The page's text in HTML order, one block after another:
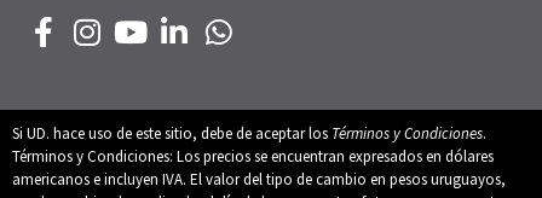
Si UD. hace uso de este sitio, debe de aceptar los Términos y Condiciones.
Términos y Condiciones: Los precios se encuentran expresados en dólares
americanos e incluyen IVA. El valor del tipo de cambio en pesos uruguayos,